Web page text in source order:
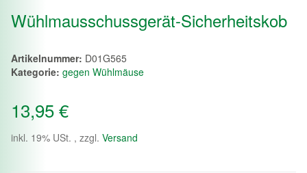
Wühlmausschussgerät-Sicherheitskob
Artikelnummer: D01G565
Kategorie: gegen Wühlmäuse
13,95 €
inkl. 19% USt. , zzgl. Versand